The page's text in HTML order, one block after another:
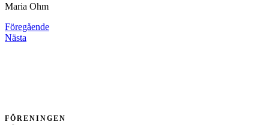
Maria Ohm
Föregående
Nästa
FÖRENINGEN